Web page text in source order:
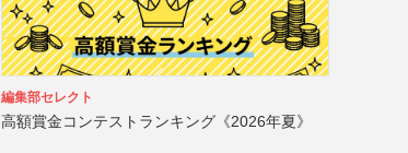
編集部セレクト
高額賞金コンテストランキング《2026年夏》